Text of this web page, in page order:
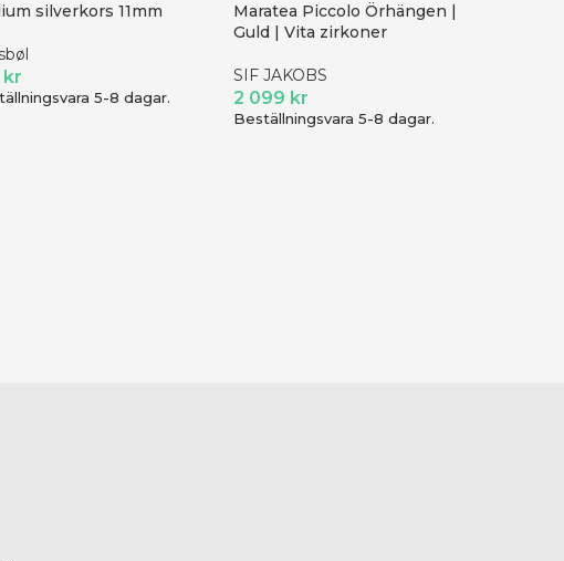
silverkors 11mm
kr
5-8 dagar.
Maratea Piccolo Örhängen |
Guld | Vita zirkoner
SIF JAKOBS
2 099 kr
Beställningsvara 5-8 dagar.